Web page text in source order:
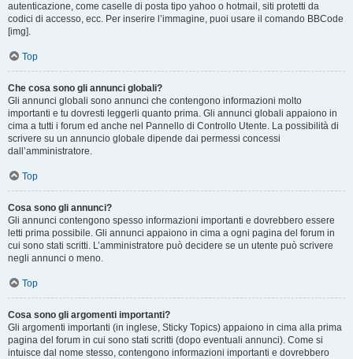
autenticazione, come caselle di posta tipo yahoo o hotmail, siti protetti da
codici di accesso, ecc. Per inserire l’immagine, puoi usare il comando BBCode
[img].
Top
Che cosa sono gli annunci globali?
Gli annunci globali sono annunci che contengono informazioni molto
importanti e tu dovresti leggerli quanto prima. Gli annunci globali appaiono in
cima a tutti i forum ed anche nel Pannello di Controllo Utente. La possibilità di
scrivere su un annuncio globale dipende dai permessi concessi
dall’amministratore.
Top
Cosa sono gli annunci?
Gli annunci contengono spesso informazioni importanti e dovrebbero essere
letti prima possibile. Gli annunci appaiono in cima a ogni pagina del forum in
cui sono stati scritti. L’amministratore può decidere se un utente può scrivere
negli annunci o meno.
Top
Cosa sono gli argomenti importanti?
Gli argomenti importanti (in inglese, Sticky Topics) appaiono in cima alla prima
pagina del forum in cui sono stati scritti (dopo eventuali annunci). Come si
intuisce dal nome stesso, contengono informazioni importanti e dovrebbero